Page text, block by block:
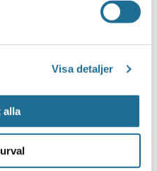
Visa detaljer
allaVälj datum.